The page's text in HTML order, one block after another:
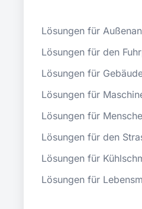
Lösungen für
Lösungen für den
Lösungen für
Lösungen für
Lösungen für
Lösungen für den
Lösungen für
Lösungen für